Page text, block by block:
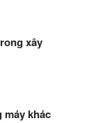
xây
máy khác